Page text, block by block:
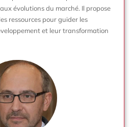
évolutions du marché. Il propose
ressources pour guider les
et leur transformation